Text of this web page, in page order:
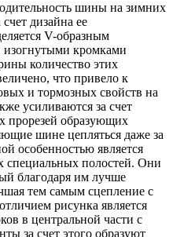
шины на зимних
дизайна ее
V-образным
кромками
количество этих
что привело к
и тормозных свойств на
усиливаются за счет
прорезей образующих
шине цепляться даже за
особенностью является
специальных полостей. Они
благодаря им лучше
тем самым сцепление с
рисунка является
в центральной части с
за счет этого образуют